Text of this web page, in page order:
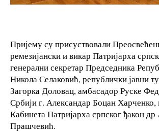
Пријему су присуствовали
ремезијански и викар Патријарха
генерални секретар Председника
Никола Селаковић, републички јавни
Загорка Доловац, амбасадор Руске
Србији г. Александар Боцан
Кабинета Патријарха српског ђакон
Прашчевић.